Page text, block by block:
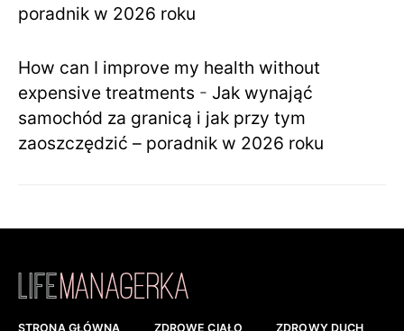
poradnik w 2026 roku
How can I improve my health without
expensive treatments - Jak wynająć
samochód za granicą i jak przy tym
zaoszczędzić – poradnik w 2026 roku
STRONA GŁÓWNA ZDROWE CIAŁO ZDROWY DUCH